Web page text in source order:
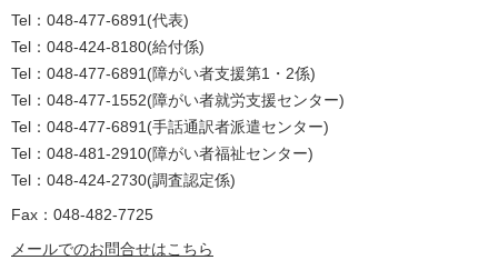
Tel：048-477-6891 代表
Tel：048-424-8180 給付係
Tel：048-477-6891 障がい者支援第1・2係
Tel：048-477-1552 障がい者就労支援センター
Tel：048-477-6891 手話通訳者派遣センター
Tel：048-481-2910 障がい者福祉センター
Tel：048-424-2730 調査認定係
Fax：048-482-7725
メールでのお問合せはこちら